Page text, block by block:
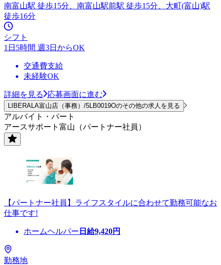
南富山駅 徒歩15分、南富山駅前駅 徒歩15分、大町(富山)駅
徒歩16分
シフト
1日5時間 週3日からOK
交通費支給
未経験OK
詳細を見る 応募画面に進む
LIBERALA富山店（事務）/5LB0019Oのその他の求人を見る
アルバイト・パート
アースサポート富山（パートナー社員）
【パートナー社員】ライフスタイルに合わせて勤務可能なお
仕事です!
ホームヘルパー 日給9,420円
勤務地